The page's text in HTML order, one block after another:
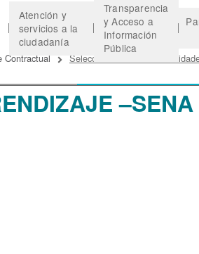
Atención y
servicios a la
ciudadanía
Transparencia
y Acceso a
Información
Pública
–SENA
la navegación
Contractual
Seleccionados Otras